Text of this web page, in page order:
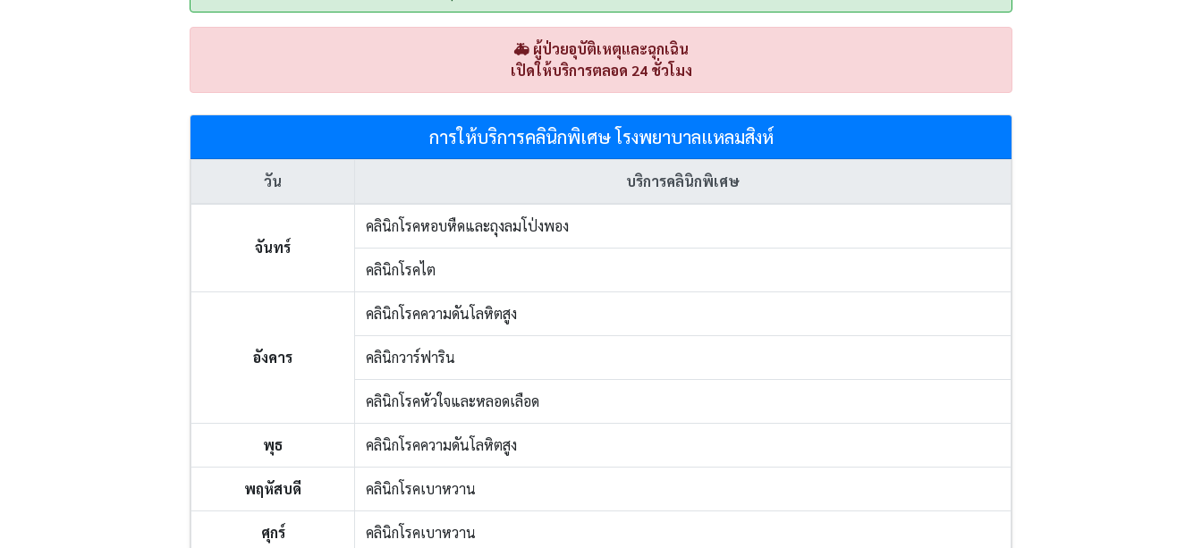
🚑 ผู้ป่วยอุบัติเหตุและฉุกเฉิน
เปิดให้บริการตลอด 24 ชั่วโมง
การให้บริการคลินิกพิเศษ โรงพยาบาลแหลมสิงห์
วัน บริการคลินิกพิเศษ
จันทร์
คลินิกโรคหอบหืดและถุงลมโป่งพอง
คลินิกโรคไต
อังคาร
คลินิกโรคความดันโลหิตสูง
คลินิกวาร์ฟาริน
คลินิกโรคหัวใจและหลอดเลือด
พุธ คลินิกโรคความดันโลหิตสูง
พฤหัสบดี คลินิกโรคเบาหวาน
ศุกร์ คลินิกโรคเบาหวาน